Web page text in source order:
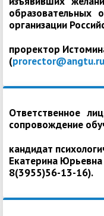
образовательных
организации
проректор
(prorector@angtu.ru
Ответственное
сопровождение
кандидат
Екатерина
8(3955)56-13-16).